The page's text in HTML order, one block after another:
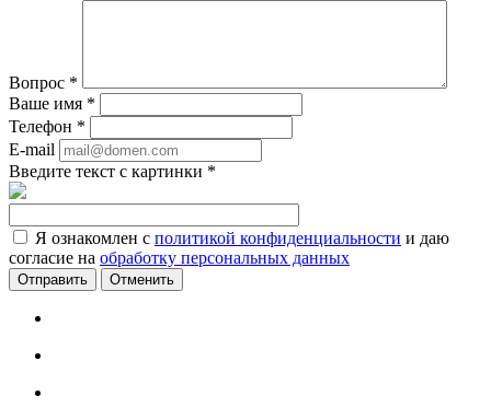
Вопрос *
Ваше имя *
Телефон *
E-mail
Введите текст с картинки *
Я ознакомлен с политикой конфиденциальности и даю
согласие на обработку персональных данных
Отменить